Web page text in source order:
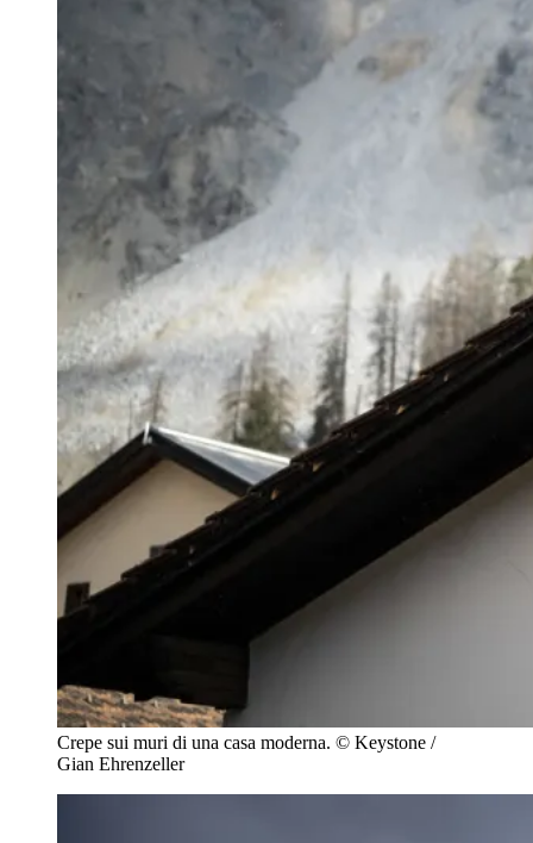
Crepe sui muri di una casa moderna. © Keystone /
Gian Ehrenzeller